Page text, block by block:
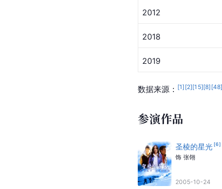
2012
2018
2019
数据来源： [1] [2][15][8] [48
参演作品
圣棱的星光 [6]
饰 张翎
2005-10-24